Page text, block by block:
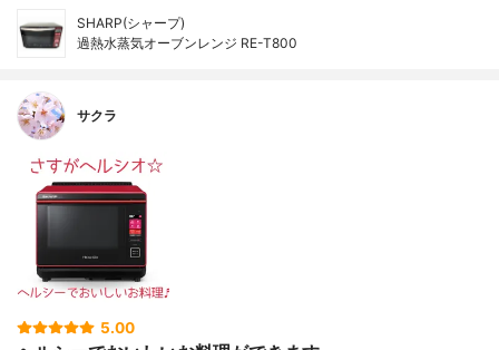
SHARP(シャープ)
過熱水蒸気オーブンレンジ RE-T800
サクラ
5.00